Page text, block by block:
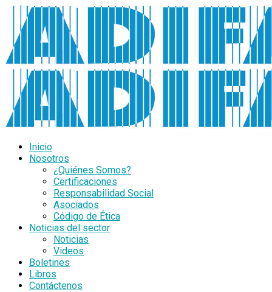
Inicio
Nosotros
¿Quiénes Somos?
Certificaciones
Responsabilidad Social
Asociados
Código de Ética
Noticias del sector
Noticias
Videos
Boletines
Libros
Contáctenos